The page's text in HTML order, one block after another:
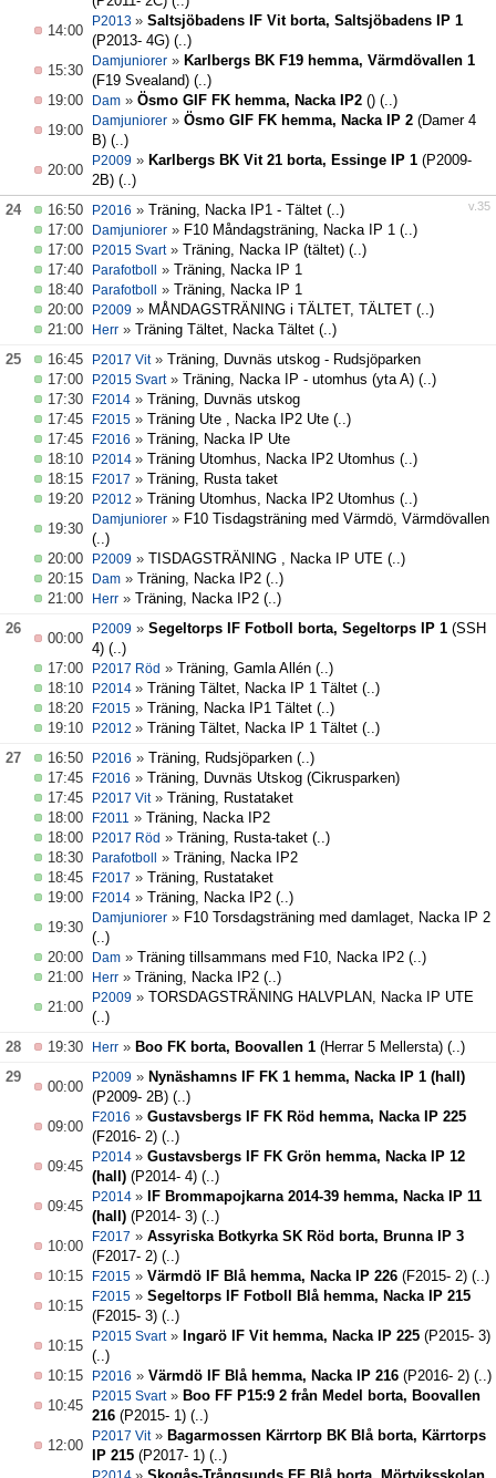
14:00
P2013 » Saltsjöbadens IF Vit borta, Saltsjöbadens IP 1
(P2013- 4G) (..)
15:30
Damjuniorer » Karlbergs BK F19 hemma, Värmdövallen 1
(F19 Svealand) (..)
19:00
Dam » Ösmo GIF FK hemma, Nacka IP2 () (..)
19:00
Damjuniorer » Ösmo GIF FK hemma, Nacka IP 2 (Damer 4
B) (..)
20:00
P2009 » Karlbergs BK Vit 21 borta, Essinge IP 1 (P2009-
2B) (..)
v.35
24 16:50 P2016 » Träning, Nacka IP1 - Tältet (..)
17:00
Damjuniorer » F10 Måndagsträning, Nacka IP 1 (..)
17:00
P2015 Svart» Träning, Nacka IP (tältet) (..)
17:40
Parafotboll » Träning, Nacka IP 1
18:40
Parafotboll » Träning, Nacka IP 1
20:00
P2009 » MÅNDAGSTRÄNING i TÄLTET, TÄLTET (..)
21:00
Herr » Träning Tältet, Nacka Tältet (..)
25
16:45 P2017 Vit» Träning, Duvnäs utskog - Rudsjöparken
17:00
P2015 Svart» Träning, Nacka IP - utomhus (yta A) (..)
17:30
F2014 » Träning, Duvnäs utskog
17:45
F2015 » Träning Ute , Nacka IP2 Ute (..)
17:45
F2016 » Träning, Nacka IP Ute
18:10
P2014 » Träning Utomhus, Nacka IP2 Utomhus (..)
18:15
F2017 » Träning, Rusta taket
19:20
P2012 » Träning Utomhus, Nacka IP2 Utomhus (..)
19:30
Damjuniorer » F10 Tisdagsträning med Värmdö, Värmdövallen
(..)
20:00
P2009 » TISDAGSTRÄNING , Nacka IP UTE (..)
20:15
Dam » Träning, Nacka IP2 (..)
21:00
Herr » Träning, Nacka IP2 (..)
26
00:00
P2009 » Segeltorps IF Fotboll borta, Segeltorps IP 1 (SSH
4) (..)
17:00
P2017 Röd » Träning, Gamla Allén (..)
18:10
P2014 » Träning Tältet, Nacka IP 1 Tältet (..)
18:20
F2015 » Träning, Nacka IP1 Tältet (..)
19:10
P2012 » Träning Tältet, Nacka IP 1 Tältet (..)
27
16:50 P2016 » Träning, Rudsjöparken (..)
17:45
F2016 » Träning, Duvnäs Utskog (Cikrusparken)
17:45
P2017 Vit» Träning, Rustataket
18:00
F2011 » Träning, Nacka IP2
18:00
P2017 Röd » Träning, Rusta-taket (..)
18:30
Parafotboll » Träning, Nacka IP2
18:45
F2017 » Träning, Rustataket
19:00
F2014 » Träning, Nacka IP2 (..)
19:30
Damjuniorer » F10 Torsdagsträning med damlaget, Nacka IP 2
(..)
20:00
Dam » Träning tillsammans med F10, Nacka IP2 (..)
21:00
Herr » Träning, Nacka IP2 (..)
21:00
P2009 » TORSDAGSTRÄNING HALVPLAN, Nacka IP UTE
(..)
28
19:30 Herr » Boo FK borta, Boovallen 1 (Herrar 5 Mellersta) (..)
29
00:00
P2009 » Nynäshamns IF FK 1 hemma, Nacka IP 1 (hall)
(P2009- 2B) (..)
09:00
F2016 » Gustavsbergs IF FK Röd hemma, Nacka IP 225
(F2016- 2) (..)
09:45
P2014 » Gustavsbergs IF FK Grön hemma, Nacka IP 12
(hall) (P2014- 4) (..)
09:45
P2014 »
IF Brommapojkarna 2014-39 hemma, Nacka IP 11
(hall) (P2014- 3) (..)
10:00
F2017 » Assyriska Botkyrka SK Röd borta, Brunna IP 3
(F2017- 2) (..)
10:15
F2015 » Värmdö IF Blå hemma, Nacka IP 226 (F2015- 2) (..)
10:15
F2015 » Segeltorps IF Fotboll Blå hemma, Nacka IP 215
(F2015- 3) (..)
10:15
P2015 Svart» Ingarö IF Vit hemma, Nacka IP 225 (P2015- 3)
(..)
10:15
P2016 » Värmdö IF Blå hemma, Nacka IP 216 (P2016- 2) (..)
10:45
P2015 Svart» Boo FF P15:9 2 från Medel borta, Boovallen
216 (P2015- 1) (..)
12:00
P2017 Vit» Bagarmossen Kärrtorp BK Blå borta, Kärrtorps
IP 215 (P2017- 1) (..)